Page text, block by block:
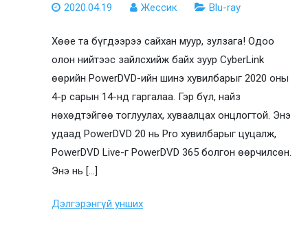
2020.04.19 Жессик Blu-ray
Хөөе та бүгдээрээ сайхан муур, зулзага! Одоо
олон нийтээс зайлсхийж байх зуур CyberLink
өөрийн PowerDVD-ийн шинэ хувилбарыг 2020 оны
4-р сарын 14-нд гаргалаа. Гэр бүл, найз
нөхөдтэйгөө тоглуулах, хуваалцах онцлогтой. Энэ
удаад PowerDVD 20 нь Pro хувилбарыг цуцалж,
PowerDVD Live-г PowerDVD 365 болгон өөрчилсөн.
Энэ нь […]
Дэлгэрэнгүй унших